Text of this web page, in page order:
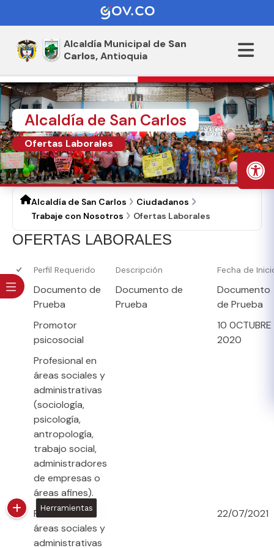
Alcaldía Municipal de San
Carlos,Antioquia
Alcaldía de San Carlos
Ofertas Laborales
Alcaldía de San Carlos
Ciudadanos
Trabaje con Nosotros
Ofertas Laborales
OFERTAS LABORALES
Perfil Requerido Descripción Fecha de
Documento de
Prueba
Documento de
Prueba
Documento
de Prueba
Promotor
psicosocial
10 0CTUBRE
2020
Profesional en
áreas sociales y
administrativas
(sociología,
psicología,
antropología,
trabajo social,
administradores
de empresas o
áreas afines).
Profesional en
áreas sociales y
administrativas
22/07/2021
Herramientas